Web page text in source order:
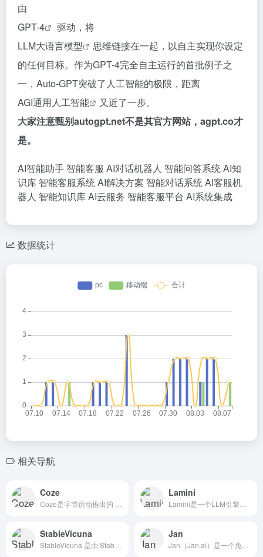
由
GPT-4
驱动，将
LLM大语言模型
思维链接在一起，以自主实现你设定
的任何目标。作为GPT-4完全自主运行的首批例子之
一，Auto-GPT突破了人工智能的极限，距离
AGI通用人工智能
又近了一步。
大家注意甄别autogpt.net不是其官方网站，agpt.co才
是。
AI智能助手 智能客服 AI对话机器人 智能问答系统AI知
识库 智能客服系统AI解决方案 智能对话系统AI客服机
器人 智能知识库AI云服务 智能客服平台 AI系统集成
数据统计
相关导航
Coze Lamini
StableVicuna Jan